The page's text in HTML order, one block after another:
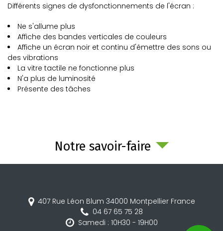
Différents signes de dysfonctionnements de l'écran :
Ne s'allume plus
Affiche des bandes verticales de couleurs
Affiche un écran noir et continu d'émettre des sons ou
des vibrations
La vitre tactile ne fonctionne plus
N'a plus de luminosité
Présente des tâches
Notre savoir-faire
407 Rue Léon Blum 34000 Montpellier France
04 67 65 75 28
Samedi : 10H30 - 19H00